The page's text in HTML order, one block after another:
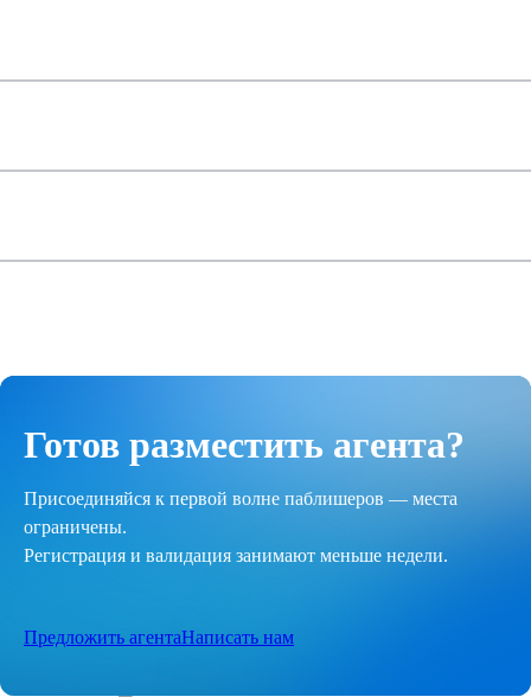
Готов разместить агента?
Присоединяйся к первой волне паблишеров — места
ограничены.
Регистрация и валидация занимают меньше недели.
Предложить агентаНаписать нам